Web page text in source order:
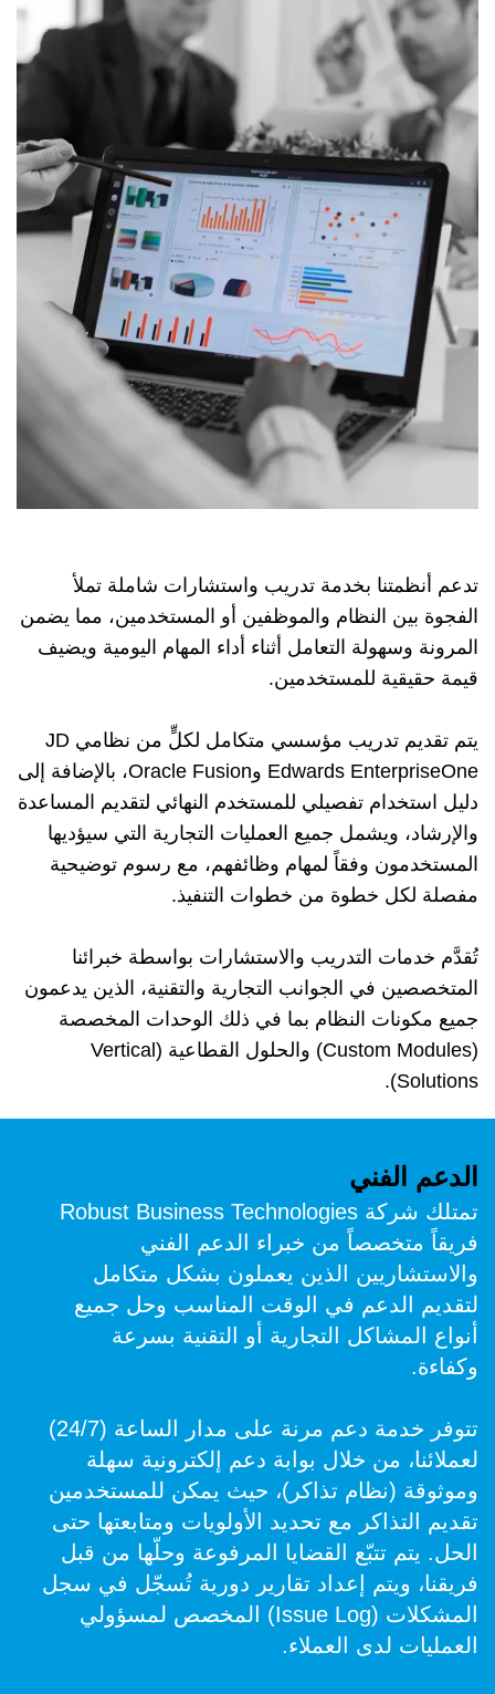
تدعم أنظمتنا بخدمة تدريب واستشارات شاملة تملأ
الفجوة بين النظام والموظفين أو المستخدمين، مما يضمن
المرونة وسهولة التعامل أثناء أداء المهام اليومية ويضيف
قيمة حقيقية للمستخدمين.
يتم تقديم تدريب مؤسسي متكامل لكلٍّ من نظامي JD
Edwards EnterpriseOne وOracle Fusion، بالإضافة إلى
دليل استخدام تفصيلي للمستخدم النهائي لتقديم المساعدة
والإرشاد، ويشمل جميع العمليات التجارية التي سيؤديها
المستخدمون وفقاً لمهام وظائفهم، مع رسوم توضيحية
مفصلة لكل خطوة من خطوات التنفيذ.
تُقدَّم خدمات التدريب والاستشارات بواسطة خبرائنا
المتخصصين في الجوانب التجارية والتقنية، الذين يدعمون
جميع مكونات النظام بما في ذلك الوحدات المخصصة
(Custom Modules) والحلول القطاعية (Vertical
Solutions).
الدعم الفني
تمتلك شركة Robust Business Technologies
فريقاً متخصصاً من خبراء الدعم الفني
والاستشاريين الذين يعملون بشكل متكامل
لتقديم الدعم في الوقت المناسب وحل جميع
أنواع المشاكل التجارية أو التقنية بسرعة
وكفاءة.
تتوفر خدمة دعم مرنة على مدار الساعة (24/7)
لعملائنا، من خلال بوابة دعم إلكترونية سهلة
وموثوقة (نظام تذاكر)، حيث يمكن للمستخدمين
تقديم التذاكر مع تحديد الأولويات ومتابعتها حتى
الحل. يتم تتبّع القضايا المرفوعة وحلّها من قبل
فريقنا، ويتم إعداد تقارير دورية تُسجّل في سجل
المشكلات (Issue Log) المخصص لمسؤولي
العمليات لدى العملاء.